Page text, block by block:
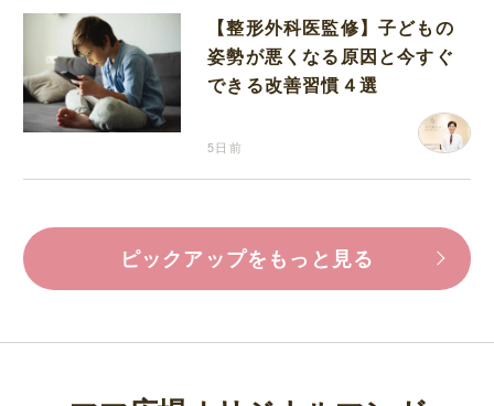
【整形外科医監修】子どもの
姿勢が悪くなる原因と今すぐ
できる改善習慣４選
5日前
ピックアップをもっと見る